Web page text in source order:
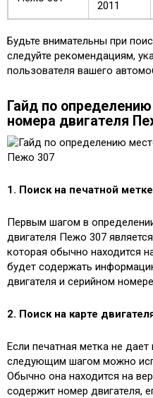
2011
Будьте внимательны при
следуйте рекомендациям,
пользователя вашего
Гайд по
номера двигателя
1. Поиск на печатной
Первым шагом в
двигателя Пежо 307
которая обычно находится
будет содержать
двигателя и серийном
2. Поиск на карте
Если печатная метка не
следующим шагом можно
Обычно она находится на
содержит номер двигателя,